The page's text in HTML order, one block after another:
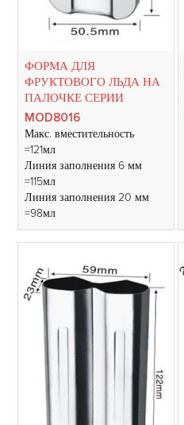
ФОРМА ДЛЯ
ФРУКТОВОГО ЛЬДА НА
ПАЛОЧКЕ СЕРИИ
MOD8016
Макс. вместительность
=121мл
Линия заполнения 6 мм
=115мл
Линия заполнения 20 мм
=98мл